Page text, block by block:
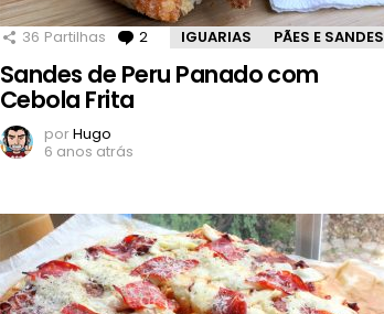
36 Partilhas 2 Comentários
IGUARIAS PÃES E SANDES
Sandes de Peru Panado com
Cebola Frita
porHugo
6 anos atrás